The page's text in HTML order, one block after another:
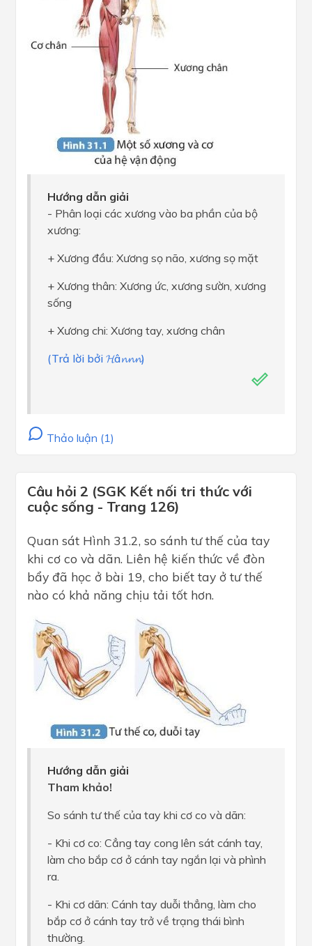
Hướng dẫn giải
- Phân loại các xương vào ba phần của bộ
xương:
+ Xương đầu: Xương sọ não, xương sọ mặt
+ Xương thân: Xương ức, xương sườn, xương
sống
+ Xương chi: Xương tay, xương chân
(Trả lời bởi 𝓗â𝓷𝓷𝓷)
Thảo luận (1)
Câu hỏi 2 (SGK Kết nối tri thức với
cuộc sống - Trang 126)
Quan sát Hình 31.2, so sánh tư thế của tay
khi cơ co và dãn. Liên hệ kiến thức về đòn
bẩy đã học ở bài 19, cho biết tay ở tư thế
nào có khả năng chịu tải tốt hơn.
Hướng dẫn giải
Tham khảo!
So sánh tư thế của tay khi cơ co và dãn:
- Khi cơ co: Cẳng tay cong lên sát cánh tay,
làm cho bắp cơ ở cánh tay ngắn lại và phình
ra.
- Khi cơ dãn: Cánh tay duỗi thẳng, làm cho
bắp cơ ở cánh tay trở về trạng thái bình
thường.